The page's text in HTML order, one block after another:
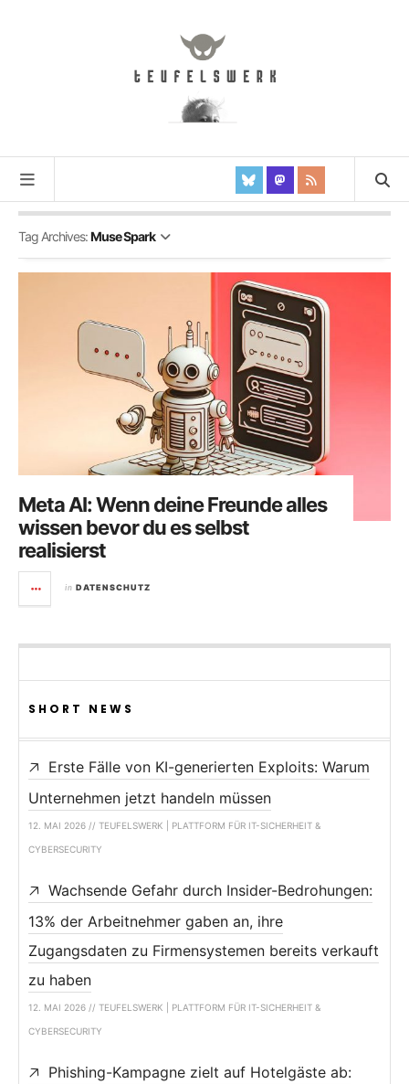
Tag Archives:Muse Spark
Meta AI: Wenn deine Freunde alles
wissen bevor du es selbst
realisierst
in DATENSCHUTZ
SHORT NEWS
Erste Fälle von KI-generierten Exploits: Warum
Unternehmen jetzt handeln müssen
12. MAI 2026 // TEUFELSWERK | PLATTFORM FÜR IT-SICHERHEIT &
CYBERSECURITY
Wachsende Gefahr durch Insider-Bedrohungen:
13% der Arbeitnehmer gaben an, ihre
Zugangsdaten zu Firmensystemen bereits verkauft
zu haben
12. MAI 2026 // TEUFELSWERK | PLATTFORM FÜR IT-SICHERHEIT &
CYBERSECURITY
Phishing-Kampagne zielt auf Hotelgäste ab: